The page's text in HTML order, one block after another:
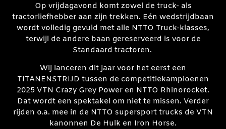
Op vrijdagavond komt zowel de truck- als
tractorliefhebber aan zijn trekken. Eén wedstrijdbaan
wordt volledig gevuld met alle NTTO Truck-klasses,
terwijl de andere baan gereserveerd is voor de
Standaard tractoren.
Wij lanceren dit jaar voor het eerst een
TITANENSTRIJD tussen de competitiekampioenen
2025 VTN Crazy Grey Power en NTTO Rhinorocket.
Dat wordt een spektakel om niet te missen. Verder
rijden o.a. mee in de NTTO supersport trucks de VTN
kanonnen De Hulk en Iron Horse.